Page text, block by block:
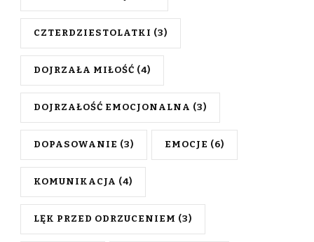
CZTERDZIESTOLATKI (3)
DOJRZAŁA MIŁOŚĆ (4)
DOJRZAŁOŚĆ EMOCJONALNA (3)
DOPASOWANIE (3) EMOCJE (6)
KOMUNIKACJA (4)
LĘK PRZED ODRZUCENIEM (3)